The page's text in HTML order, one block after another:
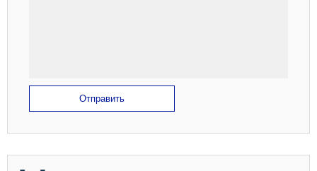
Отправить